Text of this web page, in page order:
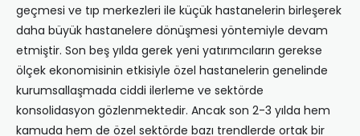
geçmesi ve tıp merkezleri ile küçük hastanelerin birleşerek
daha büyük hastanelere dönüşmesi yöntemiyle devam
etmiştir. Son beş yılda gerek yeni yatırımcıların gerekse
ölçek ekonomisinin etkisiyle özel hastanelerin genelinde
kurumsallaşmada ciddi ilerleme ve sektörde
konsolidasyon gözlenmektedir. Ancak son 2-3 yılda hem
kamuda hem de özel sektörde bazı trendlerde ortak bir